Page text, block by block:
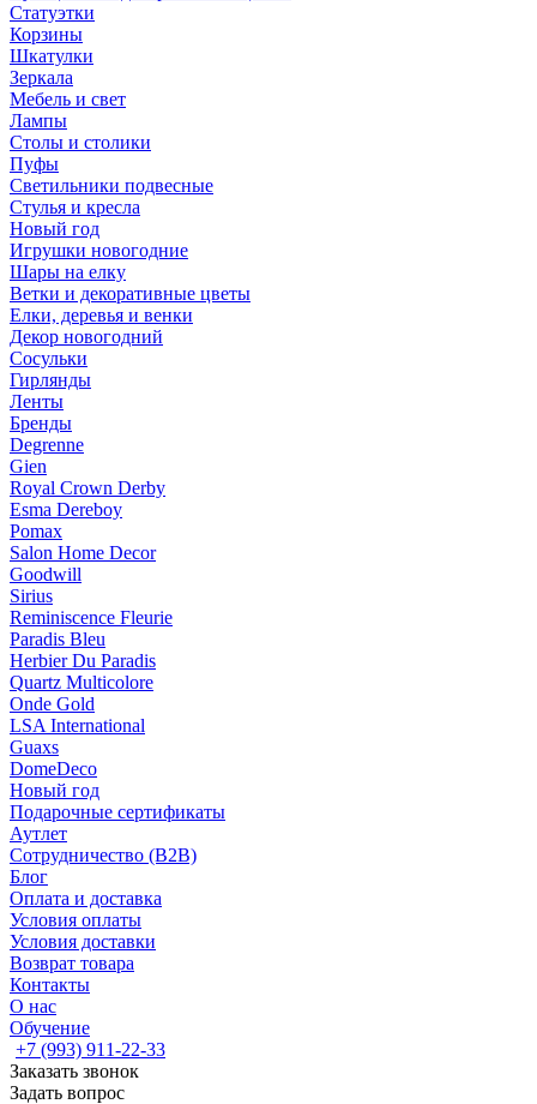
Статуэтки
Корзины
Шкатулки
Зеркала
Мебель и свет
Лампы
Столы и столики
Пуфы
Светильники подвесные
Стулья и кресла
Новый год
Игрушки новогодние
Шары на елку
Ветки и декоративные цветы
Елки, деревья и венки
Декор новогодний
Сосульки
Гирлянды
Ленты
Бренды
Degrenne
Gien
Royal Crown Derby
Esma Dereboy
Pomax
Salon Home Decor
Goodwill
Sirius
Reminiscence Fleurie
Paradis Bleu
Herbier Du Paradis
Quartz Multicolore
Onde Gold
LSA International
Guaxs
DomeDeco
Новый год
Подарочные сертификаты
Аутлет
Сотрудничество (B2B)
Блог
Оплата и доставка
Условия оплаты
Условия доставки
Возврат товара
Контакты
О нас
Обучение
+7 (993) 911-22-33
Заказать звонок
Задать вопрос